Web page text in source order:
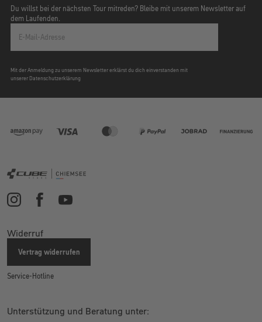
Du willst bei der nächsten Tour mitreden? Bleibe mit unserem Newsletter auf
dem Laufenden.
E-Mail-Adresse
Mit der Anmeldung zu unserem Newsletter erklärst du dich einverstanden mit
unserer Datenschutzerklärung
Widerruf
Vertrag widerrufen
Service-Hotline
Unterstützung und Beratung unter: